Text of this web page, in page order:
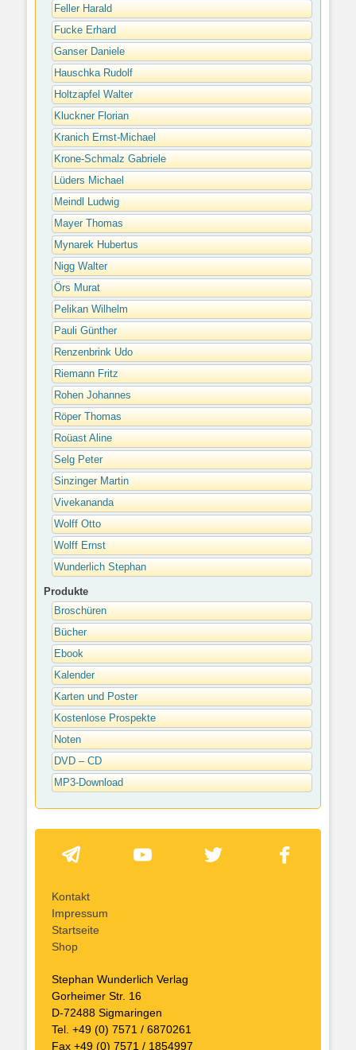
Feller Harald
Fucke Erhard
Ganser Daniele
Hauschka Rudolf
Holtzapfel Walter
Kluckner Florian
Kranich Ernst-Michael
Krone-Schmalz Gabriele
Lüders Michael
Meindl Ludwig
Mayer Thomas
Mynarek Hubertus
Nigg Walter
Örs Murat
Pelikan Wilhelm
Pauli Günther
Renzenbrink Udo
Riemann Fritz
Rohen Johannes
Röper Thomas
Roüast Aline
Selg Peter
Sinzinger Martin
Vivekananda
Wolff Otto
Wolff Ernst
Wunderlich Stephan
Produkte
Broschüren
Bücher
Ebook
Kalender
Karten und Poster
Kostenlose Prospekte
Noten
DVD – CD
MP3-Download
Kontakt
Impressum
Startseite
Shop
Stephan Wunderlich Verlag
Gorheimer Str. 16
D-72488 Sigmaringen
Tel. +49 (0) 7571 / 6870261
Fax +49 (0) 7571 / 1854997